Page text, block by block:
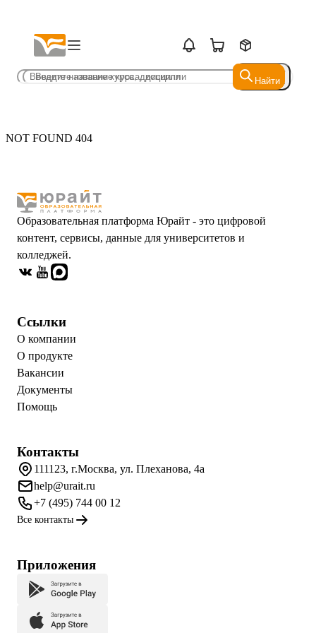
Найти
Найти
NOT FOUND 404
Образовательная платформа Юрайт - это цифровой
контент, сервисы, данные для университетов и
колледжей.
Ссылки
О компании
О продукте
Вакансии
Документы
Помощь
Контакты
111123, г.Москва, ул. Плеханова, 4а
help@urait.ru
+7 (495) 744 00 12
Все контакты
Приложения